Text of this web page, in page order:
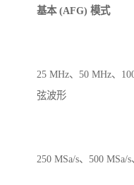
基本 (AFG) 模式
25 MHz、50 MHz、
弦波形
250 MSa/s、500 MSa/